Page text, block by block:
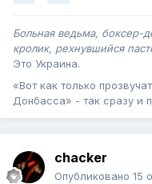
Больная ведьма, боксер-
кролик, рехнувшийся
Это Украина .
«Вот как только
Донбасса» - так сразу и
chacker
Опубликовано 15